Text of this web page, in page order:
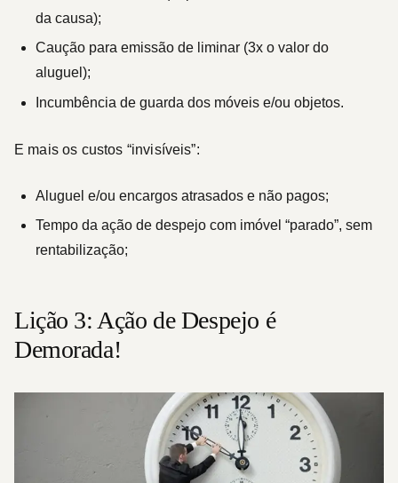
da causa);
Caução para emissão de liminar (3x o valor do
aluguel);
Incumbência de guarda dos móveis e/ou objetos.
E mais os custos “invisíveis”:
Aluguel e/ou encargos atrasados e não pagos;
Tempo da ação de despejo com imóvel “parado”, sem
rentabilização;
Lição 3: Ação de Despejo é
Demorada!